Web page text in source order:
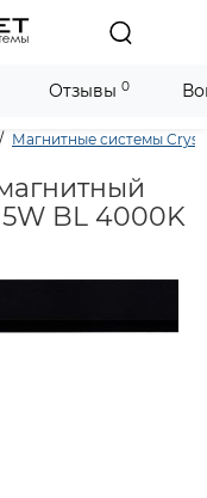
Магнитные системы
5W BL 4000K
Отзывы 0